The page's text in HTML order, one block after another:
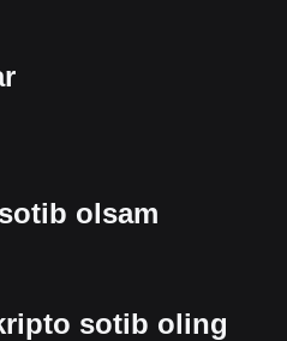
olsam
sotib oling